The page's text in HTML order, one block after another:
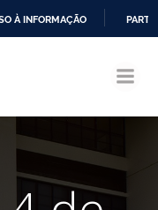
À INFORMAÇÃO